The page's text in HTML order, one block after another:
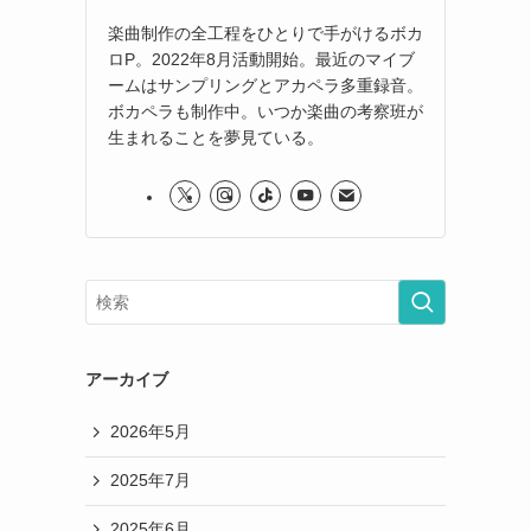
楽曲制作の全工程をひとりで手がけるボカ
ロP。2022年8月活動開始。最近のマイブ
ームはサンプリングとアカペラ多重録音。
ボカペラも制作中。いつか楽曲の考察班が
生まれることを夢見ている。
アーカイブ
2026年5月
2025年7月